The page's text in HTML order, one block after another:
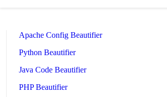
Apache Config Beautifier
Python Beautifier
Java Code Beautifier
PHP Beautifier